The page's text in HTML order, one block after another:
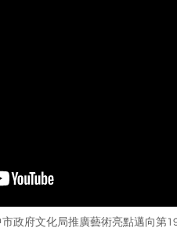
市政府文化局推廣藝術亮點邁向第